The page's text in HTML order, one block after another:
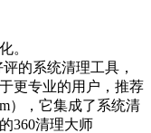
。
评的系统清理工具，
更专业的用户，推荐
），它集成了系统清
360清理大师